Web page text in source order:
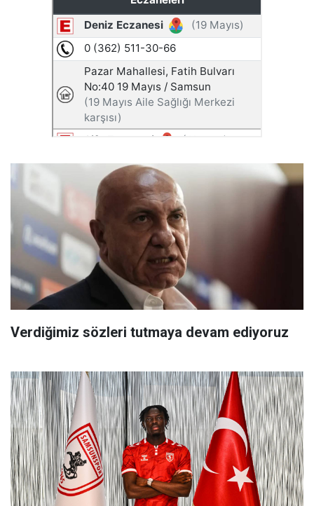
Verdiğimiz sözleri tutmaya devam ediyoruz